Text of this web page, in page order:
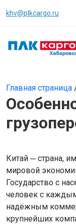
khv@plkcargo.ru
Главная страница
Китай ─ страна,
мировой
Государство с
человек с
надёжным
крупнейших